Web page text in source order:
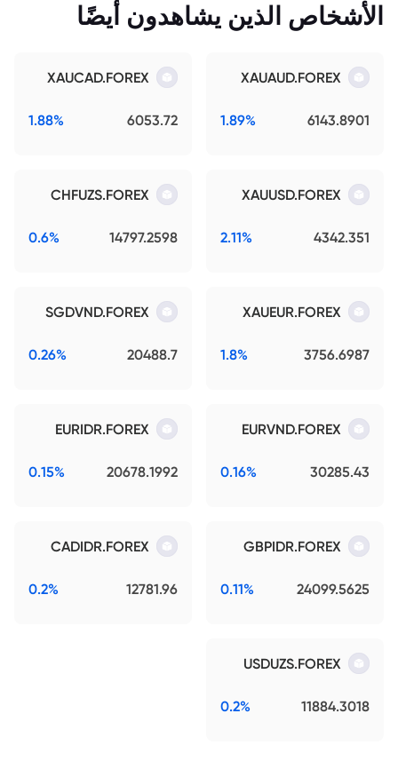
الأشخاص الذين يشاهدون أيضًا
XAUAUD.FOREX
6143.8901
1.89%
XAUCAD.FOREX
6053.72
1.88%
XAUUSD.FOREX
4342.351
2.11%
CHFUZS.FOREX
14797.2598
0.6%
XAUEUR.FOREX
3756.6987
1.8%
SGDVND.FOREX
20488.7
0.26%
EURVND.FOREX
30285.43
0.16%
EURIDR.FOREX
20678.1992
0.15%
GBPIDR.FOREX
24099.5625
0.11%
CADIDR.FOREX
12781.96
0.2%
USDUZS.FOREX
11884.3018
0.2%